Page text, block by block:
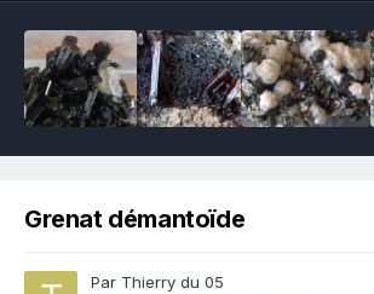
Grenat démantoïde
Par Thierry du 05